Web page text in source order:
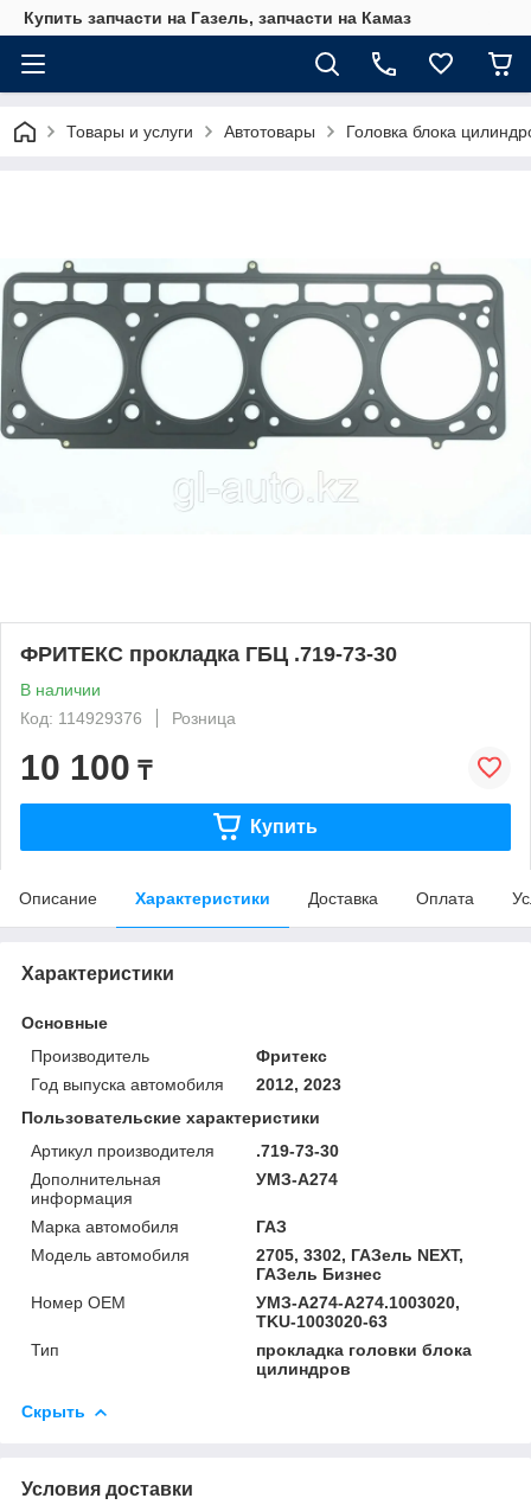
Купить запчасти на Газель, запчасти на Камаз
Товары и услуги Автотовары Головка блока
ФРИТЕКС прокладка ГБЦ .719-73-30
В наличии
Код: 114929376
Розница
10 100 ₸
Купить
Описание Характеристики Доставка Оплата
Характеристики
Основные
Производитель
Фритекс
Год выпуска автомобиля
2012, 2023
Пользовательские характеристики
Артикул производителя
.719-73-30
Дополнительная
информация
УМЗ-A274
Марка автомобиля
ГАЗ
Модель автомобиля
2705, 3302, ГАЗель NEXT,
ГАЗель Бизнес
Номер OEM
УМЗ-A274-А274.1003020,
TKU-1003020-63
Тип
прокладка головки блока
цилиндров
Скрыть
Условия доставки